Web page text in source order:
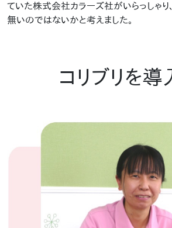
ていた株式会社カラーズ社がいらっしゃ
無いのではないかと考えました。
コリブリを導